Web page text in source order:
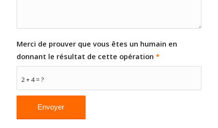
2 + 4 = ?
Merci de prouver que vous êtes un humain en
donnant le résultat de cette opération *